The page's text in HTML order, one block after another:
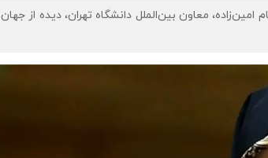
معاون بین‌الملل دانشگاه تهران، دیده از جهان